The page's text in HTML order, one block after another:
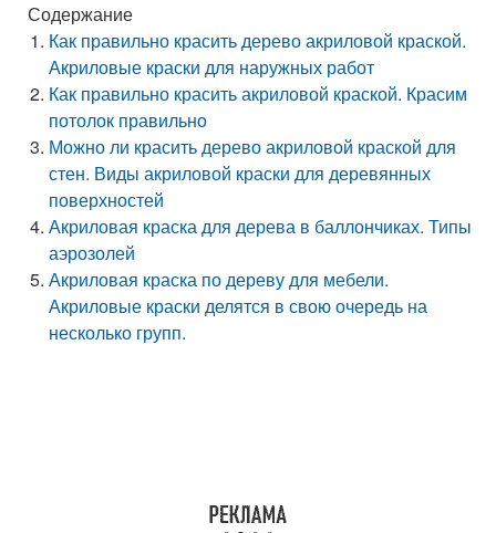
Содержание
Как правильно красить дерево акриловой краской.
Акриловые краски для наружных работ
Как правильно красить акриловой краской. Красим
потолок правильно
Можно ли красить дерево акриловой краской для
стен. Виды акриловой краски для деревянных
поверхностей
Акриловая краска для дерева в баллончиках. Типы
аэрозолей
Акриловая краска по дереву для мебели.
Акриловые краски делятся в свою очередь на
несколько групп.